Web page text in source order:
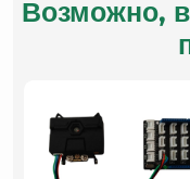
Возможно,